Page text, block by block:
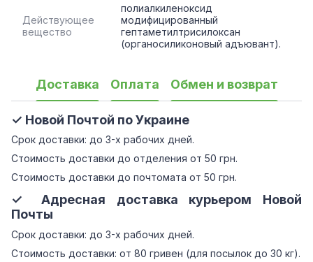
Действующее
вещество
полиалкиленоксид
модифицированный
гептаметилтрисилоксан
(органосиликоновый адъювант).
Доставка Оплата Обмен и возврат
✓ Новой Почтой по Украине
Срок доставки: до 3-х рабочих дней.
Стоимость доставки до отделения от 50 грн.
Стоимость доставки до почтомата от 50 грн.
✓ Адресная доставка курьером Новой
Почты
Срок доставки: до 3-х рабочих дней.
Стоимость доставки: от 80 гривен (для посылок до 30 кг).